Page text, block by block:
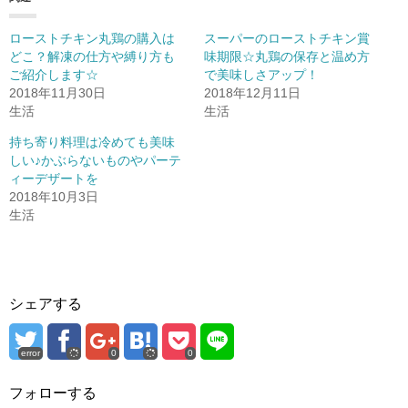
ローストチキン丸鶏の購入は
どこ？解凍の仕方や縛り方も
ご紹介します☆
2018年11月30日
生活
スーパーのローストチキン賞
味期限☆丸鶏の保存と温め方
で美味しさアップ！
2018年12月11日
生活
持ち寄り料理は冷めても美味
しい♪かぶらないものやパーテ
ィーデザートを
2018年10月3日
生活
シェアする
error 0 0
フォローする